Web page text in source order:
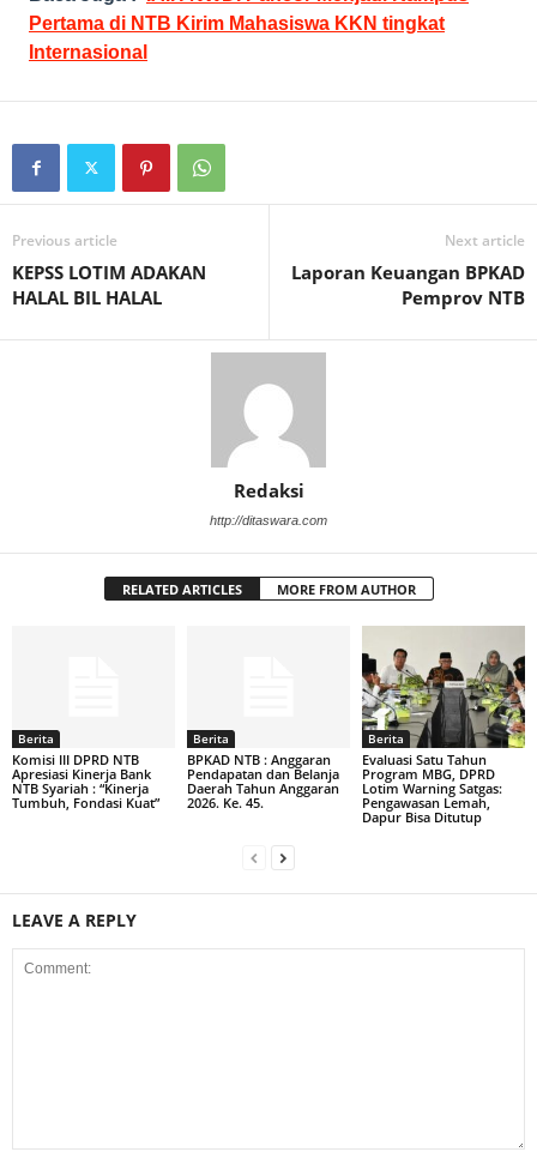
Pertama di NTB Kirim Mahasiswa KKN tingkat
Internasional
Previous article
KEPSS LOTIM ADAKAN
HALAL BIL HALAL
Next article
Laporan Keuangan BPKAD
Pemprov NTB
Redaksi
http://ditaswara.com
RELATED ARTICLES MORE FROM AUTHOR
Berita
Komisi III DPRD NTB
Apresiasi Kinerja Bank
NTB Syariah : “Kinerja
Tumbuh, Fondasi Kuat”
Berita
BPKAD NTB : Anggaran
Pendapatan dan Belanja
Daerah Tahun Anggaran
2026. Ke. 45.
Berita
Evaluasi Satu Tahun
Program MBG, DPRD
Lotim Warning Satgas:
Pengawasan Lemah,
Dapur Bisa Ditutup
LEAVE A REPLY